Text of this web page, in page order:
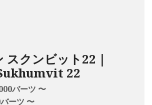
スクンビット22｜
22
バーツ 〜
ーツ 〜